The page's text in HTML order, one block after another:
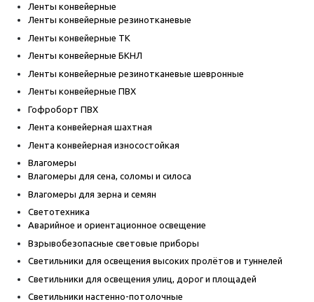
Ленты конвейерные
Ленты конвейерные резинотканевые
Ленты конвейерные ТК
Ленты конвейерные БКНЛ
Ленты конвейерные резинотканевые шевронные
Ленты конвейерные ПВХ
Гофроборт ПВХ
Лента конвейерная шахтная
Лента конвейерная износостойкая
Влагомеры
Влагомеры для сена, соломы и силоса
Влагомеры для зерна и семян
Светотехника
Аварийное и ориентационное освещение
Взрывобезопасные световые приборы
Светильники для освещения высоких пролётов и туннелей
Светильники для освещения улиц, дорог и площадей
Светильники настенно-потолочные